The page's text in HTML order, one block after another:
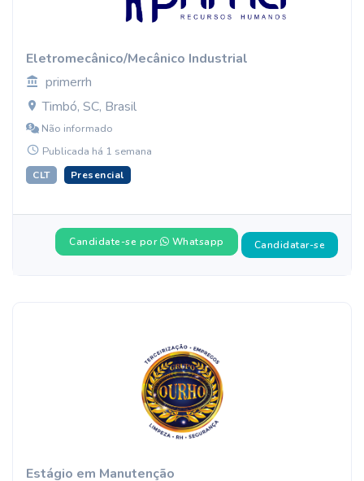
Eletromecânico/Mecânico Industrial
primerrh
Timbó, SC, Brasil
Não informado
Publicada há 1 semana
CLT Presencial
Candidate-se por Whatsapp Candidatar-se
Estágio em Manutenção